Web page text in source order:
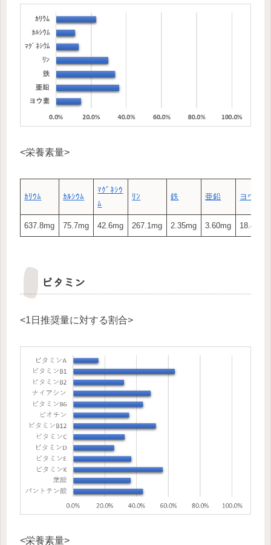
<栄養素量>
ｶﾘｳﾑ ｶﾙｼｳﾑ
ﾏｸﾞﾈｼｳ
ﾑ
ﾘﾝ 鉄 亜鉛 ヨウ素
637.8mg 75.7mg 42.6mg 267.1mg 2.35mg 3.60mg 18.45μg
ビタミン
<1日推奨量に対する割合>
<栄養素量>